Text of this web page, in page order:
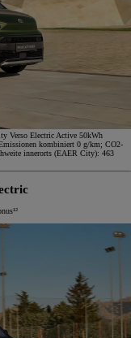
Verso Electric Active 50kWh
kombiniert 0 g/km; CO2-
innerorts (EAER City): 463